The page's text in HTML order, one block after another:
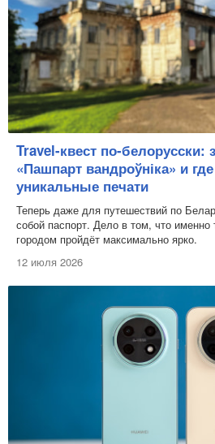
Travel-квест по-белорусски:
«Пашпарт вандроўніка» и
уникальные печати
Теперь даже для путешествий по
собой паспорт. Дело в том, что
городом пройдёт максимально ярко.
12 июля 2026